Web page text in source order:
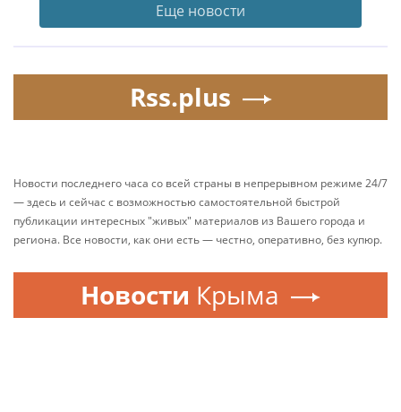
Еще новости
Rss.plus
Новости последнего часа со всей страны в непрерывном режиме 24/7
— здесь и сейчас с возможностью самостоятельной быстрой
публикации интересных "живых" материалов из Вашего города и
региона. Все новости, как они есть — честно, оперативно, без купюр.
Новости Крыма